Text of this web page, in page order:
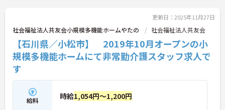
更新日：2025年11月27日
社会福祉法人共友会小規模多機能ホームやたの 社会福祉法人共友会
【石川県／小松市】 2019年10月オープンの小
規模多機能ホームにて非常勤介護スタッフ求人で
す
給料 時給1,054円～1,200円